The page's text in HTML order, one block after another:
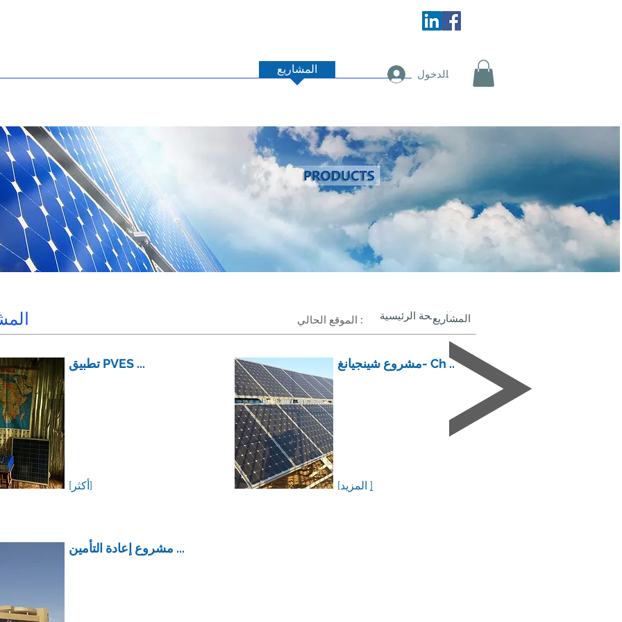
المشاريع اتصل بنا تسجيل الدخول
الموقع الحالي : الصفحة الرئيسية
المشاريع
تطبيق PVES ...
[أكثر]
مشروع شينجيانغ- Ch ..
]
مشروع إعادة التأمين ...